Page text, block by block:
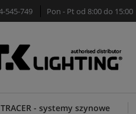
545-749 Pon - Pt od 8:00 do 15:00
TRACER - systemy szynowe